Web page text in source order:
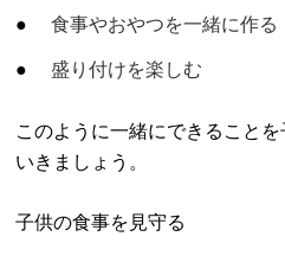
食事やおやつを一緒に作る
盛り付けを楽しむ
このように一緒にできること
いきましょう。
子供の食事を見守る